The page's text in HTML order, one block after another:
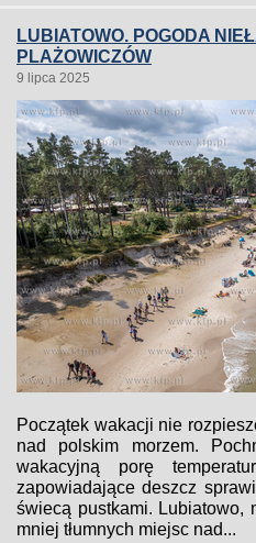
LUBIATOWO. POGODA
PLAŻOWICZÓW
9 lipca 2025
Początek wakacji nie
nad polskim morzem.
wakacyjną porę
zapowiadające deszcz
świecą pustkami. Lubiatowo,
mniej tłumnych miejsc nad...